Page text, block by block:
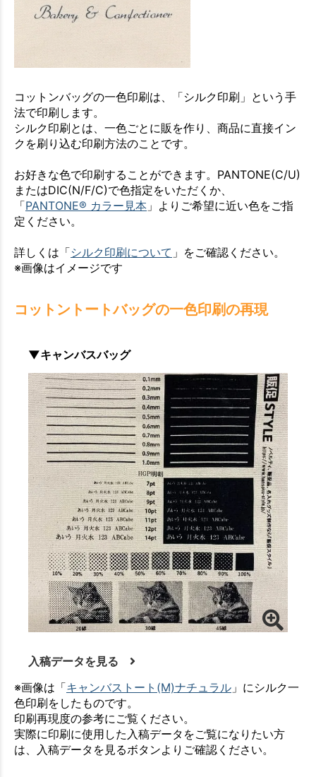
コットンバッグの一色印刷は、「シルク印刷」という手
法で印刷します。
シルク印刷とは、一色ごとに販を作り、商品に直接イン
クを刷り込む印刷方法のことです。
お好きな色で印刷することができます。PANTONE(C/U)
またはDIC(N/F/C)で色指定をいただくか、
「PANTONE® カラー見本 」よりご希望に近い色をご指
定ください。
詳しくは「シルク印刷について 」をご確認ください。
※画像はイメージです
コットントートバッグの一色印刷の再現
▼キャンバスバッグ
入稿データを見る
※画像は「キャンバストート(M)ナチュラル 」にシルク一
色印刷をしたものです。
印刷再現度の参考にご覧ください。
実際に印刷に使用した入稿データをご覧になりたい方
は、入稿データを見るボタンよりご確認ください。